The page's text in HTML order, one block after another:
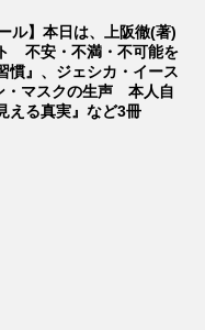
ル】本日は、上阪徹(著)
不安・不満・不可能を
慣』、ジェシカ・イース
・マスクの生声 本人自
える真実』など3冊